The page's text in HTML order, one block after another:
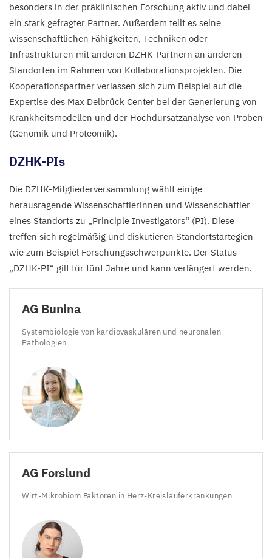
besonders in der präklinischen Forschung aktiv und dabei
ein stark gefragter Partner. Außerdem teilt es seine
wissenschaftlichen Fähigkeiten, Techniken oder
Infrastrukturen mit anderen DZHK-Partnern an anderen
Standorten im Rahmen von Kollaborationsprojekten. Die
Kooperationspartner verlassen sich zum Beispiel auf die
Expertise des Max Delbrück Center bei der Generierung von
Krankheitsmodellen und der Hochdursatzanalyse von Proben
(Genomik und Proteomik).
DZHK-PIs
Die DZHK-Mitgliederversammlung wählt einige
herausragende Wissenschaftlerinnen und Wissenschaftler
eines Standorts zu „Principle Investigators“ (PI). Diese
treffen sich regelmäßig und diskutieren Standortstartegien
wie zum Beispiel Forschungsschwerpunkte. Der Status
„DZHK-PI“ gilt für fünf Jahre und kann verlängert werden.
AG Bunina
Systembiologie von kardiovaskulären und neuronalen
Pathologien
AG Forslund
Wirt-Mikrobiom Faktoren in Herz-Kreislauferkrankungen